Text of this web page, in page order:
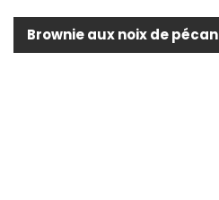
Brownie aux noix de pécan